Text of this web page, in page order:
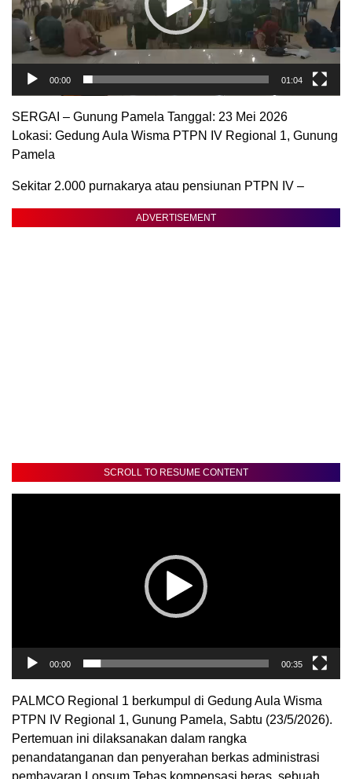
00:00 01:04
SERGAI – Gunung Pamela Tanggal: 23 Mei 2026
Lokasi: Gedung Aula Wisma PTPN IV Regional 1, Gunung
Pamela
Sekitar 2.000 purnakarya atau pensiunan PTPN IV –
ADVERTISEMENT
SCROLL TO RESUME CONTENT
00:00 00:35
PALMCO Regional 1 berkumpul di Gedung Aula Wisma
PTPN IV Regional 1, Gunung Pamela, Sabtu (23/5/2026).
Pertemuan ini dilaksanakan dalam rangka
penandatanganan dan penyerahan berkas administrasi
pembayaran Lopsum Tebas kompensasi beras, sebuah